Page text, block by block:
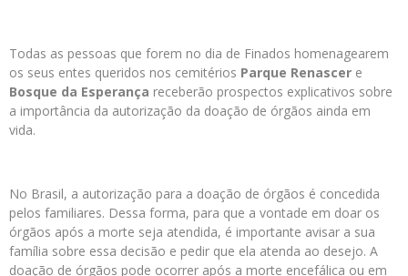
Todas as pessoas que forem no dia de Finados homenagearem
os seus entes queridos nos cemitérios Parque Renascer e
Bosque da Esperança receberão prospectos explicativos sobre
a importância da autorização da doação de órgãos ainda em
vida.
No Brasil, a autorização para a doação de órgãos é concedida
pelos familiares. Dessa forma, para que a vontade em doar os
órgãos após a morte seja atendida, é importante avisar a sua
família sobre essa decisão e pedir que ela atenda ao desejo. A
doação de órgãos pode ocorrer após a morte encefálica ou em